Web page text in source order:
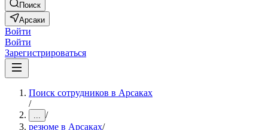
Поиск
Арсаки
Войти
Войти
Зарегистрироваться
Поиск сотрудников в Арсаках
/
... /
резюме в Арсаках/